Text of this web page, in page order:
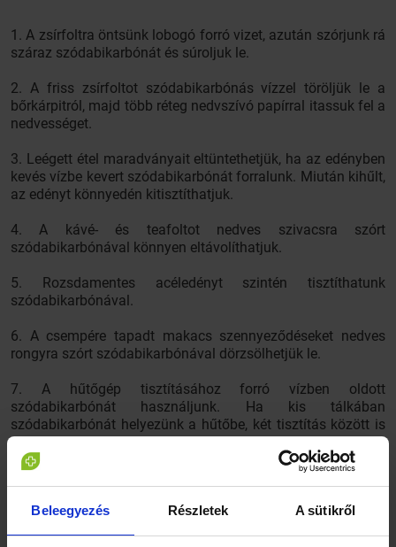
Beleegyezés Részletek A sütikről
1. A zsírfoltra öntsünk lobogó forró vizet, azután szórjunk rá
száraz szódabikarbónát és súroljuk le.
2. A friss zsírfoltot szódabikarbónás vízzel töröljük le a
bőrkárpitról, majd több réteg nedvszívó papírral itassuk fel a
nedvességet.
3. Leégett étel maradványait eltüntethetjük, ha az edényben
kevés vízbe kevert szódabikarbónát forralunk. Miután kihűlt,
az edényt könnyedén kitisztíthatjuk.
4. A kávé- és teafoltot nedves szivacsra szórt
szódabikarbónával könnyen eltávolíthatjuk.
5. Rozsdamentes acéledényt szintén tisztíthatunk
szódabikarbónával.
6. A csempére tapadt makacs szennyeződéseket nedves
rongyra szórt szódabikarbónával dörzsölhetjük le.
7. A hűtőgép tisztításához forró vízben oldott
szódabikarbónát használjunk. Ha kis tálkában
szódabikarbónát helyezünk a hűtőbe, két tisztítás között is
eltünteti a kellemetlen szagokat.
8. A sütő kitisztításához szódabikarbóna és víz keverékéből
Amikor megszáradt, tisztítsuk ki forró vízzel és kefével.
Végül töröljük ki a sütőt egy púpos kanál szódabikarbóna és